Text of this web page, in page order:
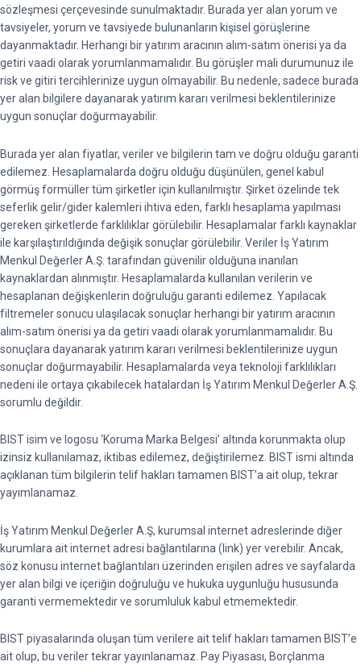
sözleşmesi çerçevesinde sunulmaktadır. Burada yer alan yorum ve
tavsiyeler, yorum ve tavsiyede bulunanların kişisel görüşlerine
dayanmaktadır. Herhangi bir yatırım aracının alım-satım önerisi ya da
getiri vaadi olarak yorumlanmamalıdır. Bu görüşler mali durumunuz ile
risk ve gitiri tercihlerinize uygun olmayabilir. Bu nedenle, sadece burada
yer alan bilgilere dayanarak yatırım kararı verilmesi beklentilerinize
uygun sonuçlar doğurmayabilir.
Burada yer alan fiyatlar, veriler ve bilgilerin tam ve doğru olduğu garanti
edilemez. Hesaplamalarda doğru olduğu düşünülen, genel kabul
görmüş formüller tüm şirketler için kullanılmıştır. Şirket özelinde tek
seferlik gelir/gider kalemleri ihtiva eden, farklı hesaplama yapılması
gereken şirketlerde farklılıklar görülebilir. Hesaplamalar farklı kaynaklar
ile karşılaştırıldığında değişik sonuçlar görülebilir. Veriler İş Yatırım
Menkul Değerler A.Ş. tarafından güvenilir olduğuna inanılan
kaynaklardan alınmıştır. Hesaplamalarda kullanılan verilerin ve
hesaplanan değişkenlerin doğruluğu garanti edilemez. Yapılacak
filtremeler sonucu ulaşılacak sonuçlar herhangi bir yatırım aracının
alım-satım önerisi ya da getiri vaadi olarak yorumlanmamalıdır. Bu
sonuçlara dayanarak yatırım kararı verilmesi beklentilerinize uygun
sonuçlar doğurmayabilir. Hesaplamalarda veya teknoloji farklılıkları
nedeni ile ortaya çıkabilecek hatalardan İş Yatırım Menkul Değerler A.Ş.
sorumlu değildir.
BIST isim ve logosu ‘Koruma Marka Belgesi’ altında korunmakta olup
izinsiz kullanılamaz, iktibas edilemez, değiştirilemez. BIST ismi altında
açıklanan tüm bilgilerin telif hakları tamamen BIST’a ait olup, tekrar
yayımlanamaz.
İş Yatırım Menkul Değerler A.Ş, kurumsal internet adreslerinde diğer
kurumlara ait internet adresi bağlantılarına (link) yer verebilir. Ancak,
söz konusu internet bağlantıları üzerinden erişilen adres ve sayfalarda
yer alan bilgi ve içeriğin doğruluğu ve hukuka uygunluğu hususunda
garanti vermemektedir ve sorumluluk kabul etmemektedir.
BIST piyasalarında oluşan tüm verilere ait telif hakları tamamen BIST’e
ait olup, bu veriler tekrar yayınlanamaz. Pay Piyasası, Borçlanma